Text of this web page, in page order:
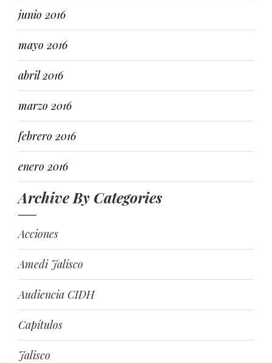
junio 2016
mayo 2016
abril 2016
marzo 2016
febrero 2016
enero 2016
Archive By Categories
Acciones
Amedi Jalisco
Audiencia CIDH
Capítulos
Jalisco